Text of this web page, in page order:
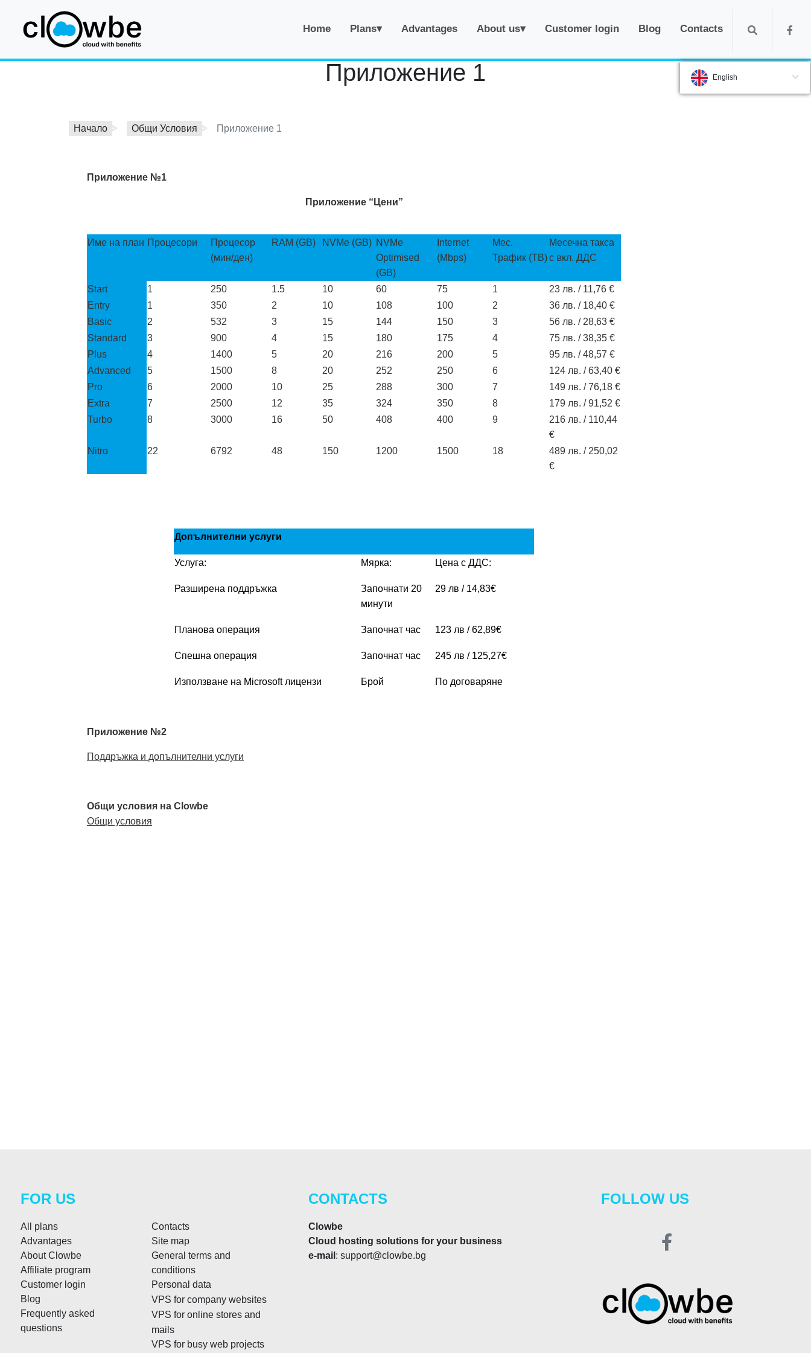
Home Plans▾ Advantages About us▾ Customer login Blog Contacts
English
Приложение 1
Начало Общи Условия Приложение 1
Приложение №1
Приложение “Цени”
Име на план Процесори
Процесор
(мин/ден)
RAM (GB) NVMe (GB) NVMe
Optimised
(GB)
Internet
(Mbps)
Мес.
Трафик (TB)
Месечна такса
с вкл. ДДС
Start 1 250 1.5 10 60 75 1
23 лв. / 11,76 €
Entry
1 350 2 10 108 100 2
36 лв. / 18,40 €
Basic
2 532 3 15 144 150 3
56 лв. / 28,63 €
Standard
3 900 4 15 180 175 4
75 лв. / 38,35 €
Plus
4 1400 5 20 216 200 5
95 лв. / 48,57 €
Advanced
5 1500 8 20 252 250 6
124 лв. / 63,40 €
Pro
6 2000 10 25 288 300 7
149 лв. / 76,18 €
Extra
7 2500 12 35 324 350 8
179 лв. / 91,52 €
Turbo
8 3000 16 50 408 400 9
216 лв. / 110,44
€
Nitro
22 6792 48 150 1200 1500 18
489 лв. / 250,02
€
Допълнителни услуги
Услуга: Мярка: Цена с ДДС:
Разширена поддръжка
Започнати 20
минути
29 лв / 14,83€
Планова операция Започнат час 123 лв / 62,89€
Спешна операция Започнат час 245 лв / 125,27€
Използване на Microsoft лицензи Брой По договаряне
Приложение №2
Поддръжка и допълнителни услуги
Общи условия на Clowbe
Общи условия
FOR US
All plans
Advantages
About Clowbe
Affiliate program
Customer login
Blog
Frequently asked
questions
Contacts
Site map
General terms and
conditions
Personal data
VPS for company websites
VPS for online stores and
mails
VPS for busy web projects
CONTACTS
Clowbe
Cloud hosting solutions for your business
e-mail : support@clowbe.bg
FOLLOW US